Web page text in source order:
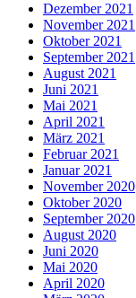
Dezember 2021
November 2021
Oktober 2021
September 2021
August 2021
Juni 2021
Mai 2021
April 2021
März 2021
Februar 2021
Januar 2021
November 2020
Oktober 2020
September 2020
August 2020
Juni 2020
Mai 2020
April 2020